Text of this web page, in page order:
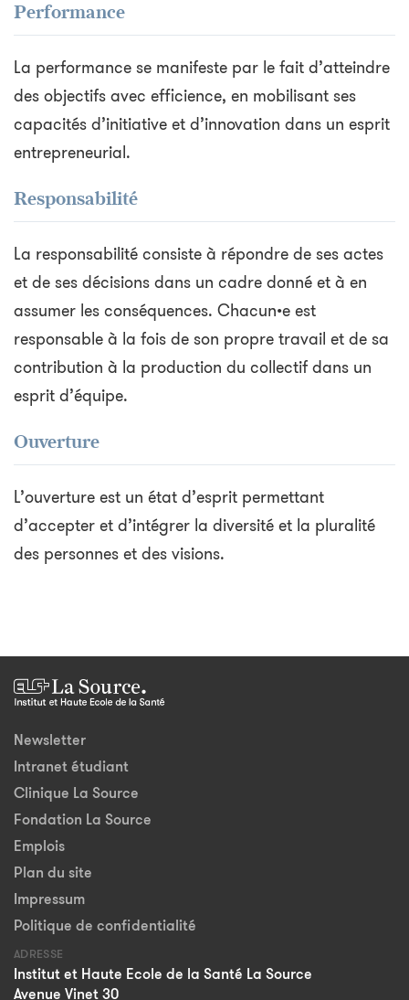
Performance
La performance se manifeste par le fait d’atteindre
des objectifs avec efficience, en mobilisant ses
capacités d’initiative et d’innovation dans un esprit
entrepreneurial.
Responsabilité
La responsabilité consiste à répondre de ses actes
et de ses décisions dans un cadre donné et à en
assumer les conséquences. Chacun•e est
responsable à la fois de son propre travail et de sa
contribution à la production du collectif dans un
esprit d’équipe.
Ouverture
L’ouverture est un état d’esprit permettant
d’accepter et d’intégrer la diversité et la pluralité
des personnes et des visions.
Newsletter
Intranet étudiant
Clinique La Source
Fondation La Source
Emplois
Plan du site
Impressum
Politique de confidentialité
ADRESSE
Institut et Haute Ecole de la Santé La Source
Avenue Vinet 30